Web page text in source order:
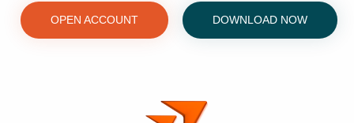
OPEN ACCOUNT DOWNLOAD NOW